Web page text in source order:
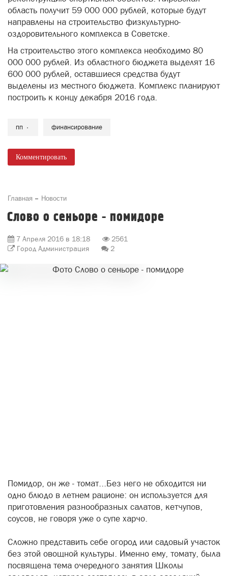
область получит 59 000 000 рублей, которые будут
направлены на строительство физкультурно-
оздоровительного комплекса в Советске.
На строительство этого комплекса необходимо 80
000 000 рублей. Из областного бюджета выделят 16
600 000 рублей, оставшиеся средства будут
выделены из местного бюджета. Комплекс планируют
построить к концу декабря 2016 года.
пп финансирование
Комментировать
Главная Новости
Слово о сеньоре - помидоре
7 Апреля 2016 в 18:18
2561
Город Администрация
2
Помидор, он же - томат...Без него не обходится ни
одно блюдо в летнем рационе: он используется для
приготовления разнообразных салатов, кетчупов,
соусов, не говоря уже о супе харчо.
Сложно представить себе огород или садовый участок
без этой овощной культуры. Именно ему, томату, была
посвящена тема очередного занятия Школы